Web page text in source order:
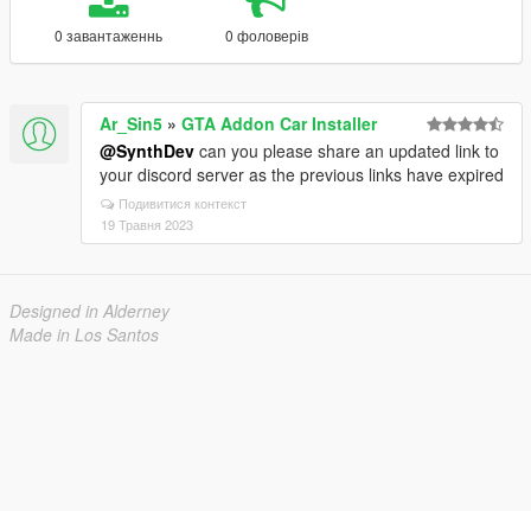
0 завантаженнь 0 фоловерів
Ar_Sin5 » GTA Addon Car Installer
@SynthDev can you please share an updated link to
your discord server as the previous links have expired
Подивитися контекст
19 Травня 2023
Designed in Alderney
Made in Los Santos